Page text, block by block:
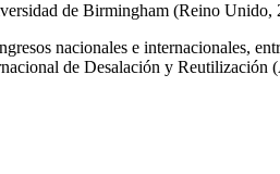
de Birmingham (Reino Unido,
nacionales e internacionales,
de Desalación y Reutilización